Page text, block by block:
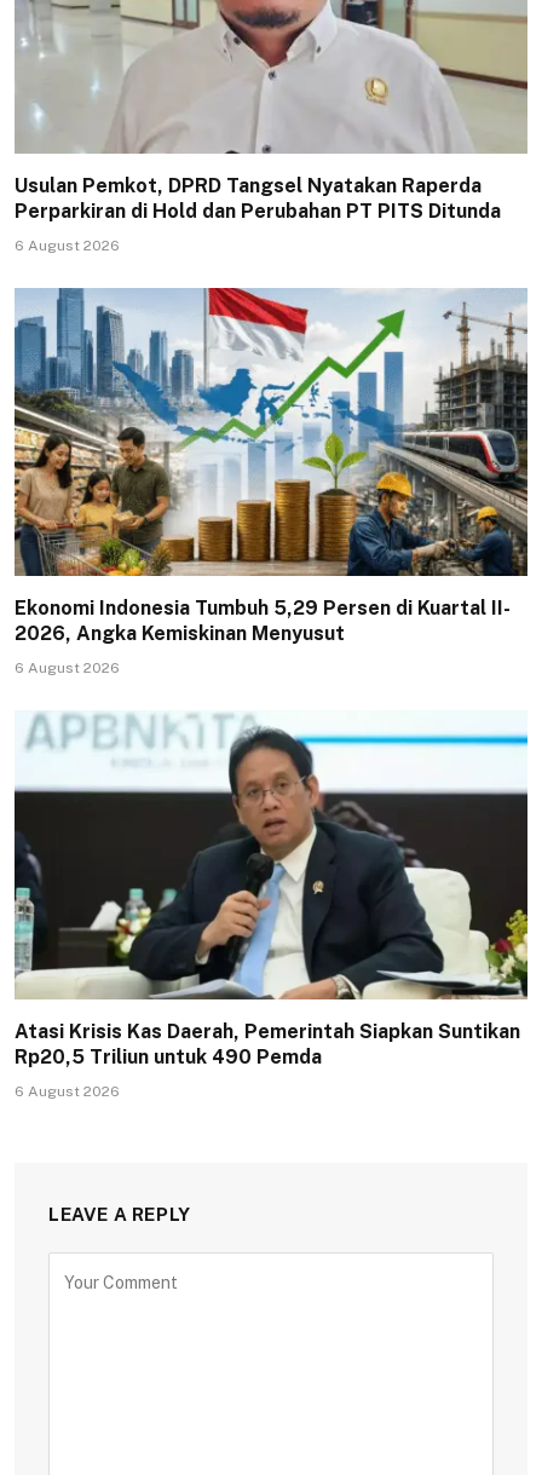
Usulan Pemkot, DPRD Tangsel Nyatakan Raperda
Perparkiran di Hold dan Perubahan PT PITS Ditunda
6 August 2026
Ekonomi Indonesia Tumbuh 5,29 Persen di Kuartal II-
2026, Angka Kemiskinan Menyusut
6 August 2026
Atasi Krisis Kas Daerah, Pemerintah Siapkan Suntikan
Rp20,5 Triliun untuk 490 Pemda
6 August 2026
LEAVE A REPLY